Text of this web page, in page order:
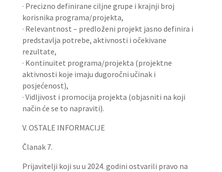
· Precizno definirane ciljne grupe i krajnji broj
korisnika programa/projekta,
· Relevantnost – predloženi projekt jasno definira i
predstavlja potrebe, aktivnosti i očekivane
rezultate,
· Kontinuitet programa/projekta (projektne
aktivnosti koje imaju dugoročni učinak i
posjećenost),
· Vidljivost i promocija projekta (objasniti na koji
način će se to napraviti).
V. OSTALE INFORMACIJE
Članak 7.
Prijavitelji koji su u 2024. godini ostvarili pravo na